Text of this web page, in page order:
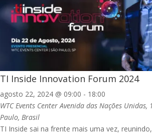
TI Inside Innovation Forum 2024
agosto 22, 2024 @ 09:00 - 18:00
WTC Events CenterAvenida das Nações Unidas,
Paulo, Brasil
TI Inside sai na frente mais uma vez,